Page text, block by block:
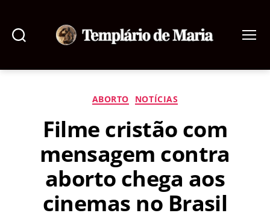
de
Categorias
ABORTO NOTÍCIAS
Filme cristão com
mensagem contra
aborto chega aos
cinemas no Brasil